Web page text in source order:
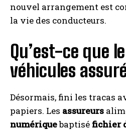
nouvel arrangement est
la vie des conducteurs.
Qu’est-ce que
véhicules
Désormais, fini les tracas
papiers. Les assureurs
numériquebaptisé fichier